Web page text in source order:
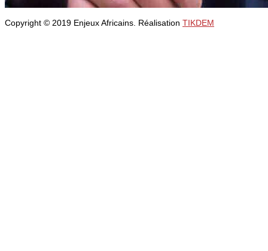
Copyright © 2019 Enjeux Africains. Réalisation TIKDEM